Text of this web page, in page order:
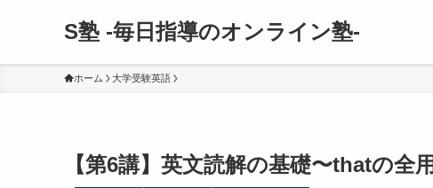
S塾 -毎日指導のオンライン塾-
ホーム 大学受験英語
【第6講】英文読解の基礎〜thatの全